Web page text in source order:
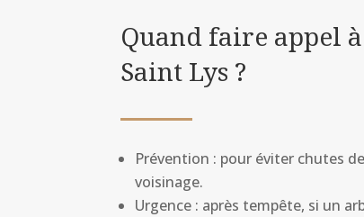
Quand faire appel
Saint Lys ?
Prévention : pour éviter chutes
voisinage.
Urgence : après tempête, si un